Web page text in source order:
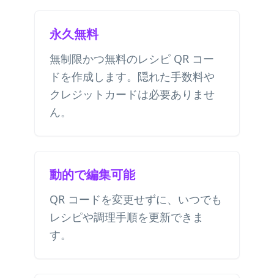
永久無料
無制限かつ無料のレシピ QR コー
ドを作成します。隠れた手数料や
クレジットカードは必要ありませ
ん。
動的で編集可能
QR コードを変更せずに、いつでも
レシピや調理手順を更新できま
す。